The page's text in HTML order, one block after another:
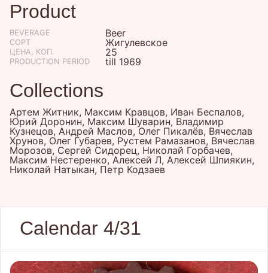
Product
BEVERAGE Beer
СОРТ Жигулевское
ЦЕНА, КОП. 25
PRODUCTION PERIOD till 1969
Collections
Артем Житник, Максим Кравцов, Иван Беспалов,
Юрий Доронин, Максим Шуварин, Владимир
Кузнецов, Андрей Маслов, Олег Пикалёв, Вячеслав
Хрунов, Олег Губарев, Рустем Рамазанов, Вячеслав
Морозов, Сергей Сидорец, Николай Горбачев,
Максим Нестеренко, Алексей Л, Алексей Шпиякин,
Николай Натыкан, Петр Кодзаев
Calendar 4/31